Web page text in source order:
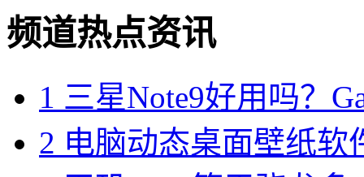
频道热点资讯
1 三星Note9好用吗？
2 电脑动态桌面壁纸软